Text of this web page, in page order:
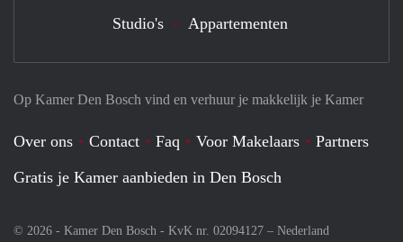
Op Kamer Den Bosch vind en verhuur je makkelijk je Kamer
Over ons Contact Faq Voor Makelaars
Partners
Gratis je Kamer aanbieden in Den Bosch
© 2026 - Kamer Den Bosch - KvK nr. 02094127 – Nederland
Studio's Appartementen